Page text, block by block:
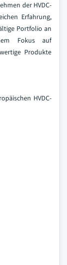
der HVDC-
Erfahrung,
Portfolio an
Fokus auf
Produkte
HVDC-